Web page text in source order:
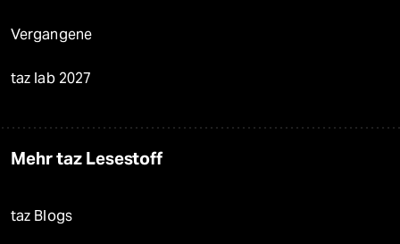
Vergangene
taz lab 2027
Mehr taz Lesestoff
taz Blogs